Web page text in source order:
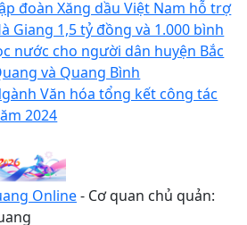
đoàn Xăng dầu Việt Nam hỗ trợ
Giang 1,5 tỷ đồng và 1.000 bình
nước cho người dân huyện Bắc
và Quang Bình
Văn hóa tổng kết công tác
2024
Online- Cơ quan chủ quản: